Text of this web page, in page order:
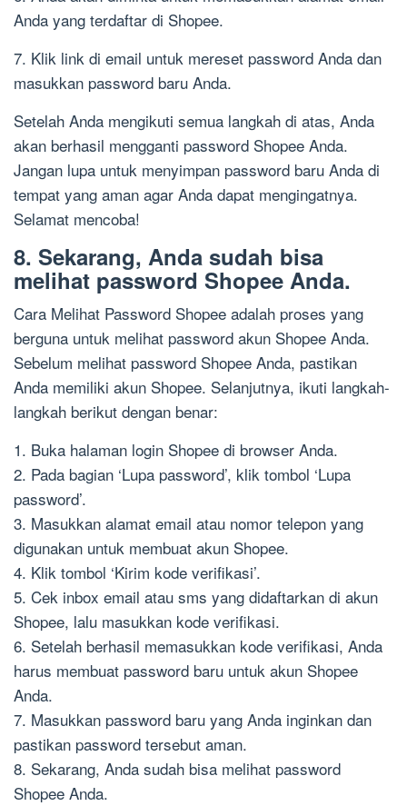
Anda yang terdaftar di Shopee.
7. Klik link di email untuk mereset password Anda dan
masukkan password baru Anda.
Setelah Anda mengikuti semua langkah di atas, Anda
akan berhasil mengganti password Shopee Anda.
Jangan lupa untuk menyimpan password baru Anda di
tempat yang aman agar Anda dapat mengingatnya.
Selamat mencoba!
8. Sekarang, Anda sudah bisa
melihat password Shopee Anda.
Cara Melihat Password Shopee adalah proses yang
berguna untuk melihat password akun Shopee Anda.
Sebelum melihat password Shopee Anda, pastikan
Anda memiliki akun Shopee. Selanjutnya, ikuti langkah-
langkah berikut dengan benar:
1. Buka halaman login Shopee di browser Anda.
2. Pada bagian ‘Lupa password’, klik tombol ‘Lupa
password’.
3. Masukkan alamat email atau nomor telepon yang
digunakan untuk membuat akun Shopee.
4. Klik tombol ‘Kirim kode verifikasi’.
5. Cek inbox email atau sms yang didaftarkan di akun
Shopee, lalu masukkan kode verifikasi.
6. Setelah berhasil memasukkan kode verifikasi, Anda
harus membuat password baru untuk akun Shopee
Anda.
7. Masukkan password baru yang Anda inginkan dan
pastikan password tersebut aman.
8. Sekarang, Anda sudah bisa melihat password
Shopee Anda.